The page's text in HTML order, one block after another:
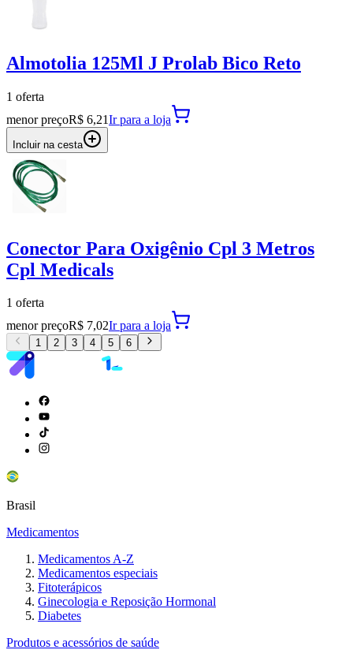
Almotolia 125Ml J Prolab Bico Reto
1 oferta
menor preçoR$ 6,21Ir para a loja
Incluir na cesta
Conector Para Oxigênio Cpl 3 Metros
Cpl Medicals
1 oferta
menor preçoR$ 7,02Ir para a loja
1 2 3 4 5 6
Brasil
Medicamentos
Medicamentos A-Z
Medicamentos especiais
Fitoterápicos
Ginecologia e Reposição Hormonal
Diabetes
Produtos e acessórios de saúde